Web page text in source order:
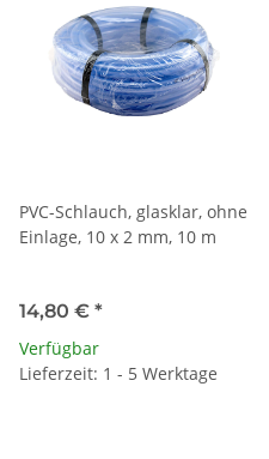
PVC-Schlauch, glasklar, ohne
Einlage, 10 x 2 mm, 10 m
14,80 € *
Verfügbar
Lieferzeit: 1 - 5 Werktage